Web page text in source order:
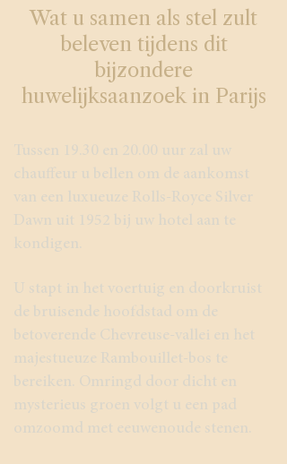
Wat u samen als stel zult
beleven tijdens dit
bijzondere
huwelijksaanzoek in Parijs
Tussen 19.30 en 20.00 uur zal uw
chauffeur u bellen om de aankomst
van een luxueuze Rolls-Royce Silver
Dawn uit 1952 bij uw hotel aan te
kondigen.
U stapt in het voertuig en doorkruist
de bruisende hoofdstad om de
betoverende Chevreuse-vallei en het
majestueuze Rambouillet-bos te
bereiken. Omringd door dicht en
mysterieus groen volgt u een pad
omzoomd met eeuwenoude stenen.